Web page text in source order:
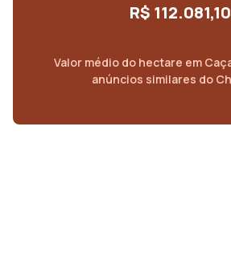
R$ 112.081,10
Valor médio do hectare em
anúncios similares do